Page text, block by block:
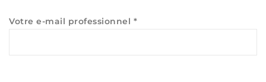
Votre e-mail professionnel *